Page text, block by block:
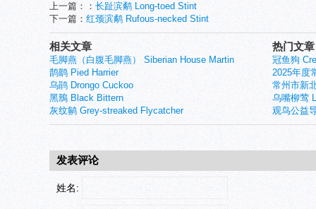
上一篇：： 长趾滨鹬 Long-toed Stint
下一篇： 红颈滨鹬 Rufous-necked Stint
热门文章
冠鱼狗
2025年度
常州市新
乌嘴柳莺
观鸟公益
相关文章
毛脚燕（白腹毛脚燕） Siberian House Martin
鹊鹞 Pied Harrier
乌鹃 Drongo Cuckoo
黑鳽 Black Bittern
灰纹鹟 Grey-streaked Flycatcher
发表评论
姓名: